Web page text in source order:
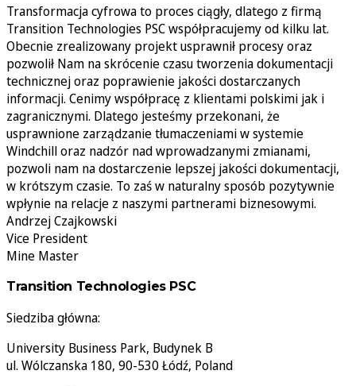
Transformacja cyfrowa to proces ciągły, dlatego z firmą
Transition Technologies PSC współpracujemy od kilku lat.
Obecnie zrealizowany projekt usprawnił procesy oraz
pozwolił Nam na skrócenie czasu tworzenia dokumentacji
technicznej oraz poprawienie jakości dostarczanych
informacji. Cenimy współpracę z klientami polskimi jak i
zagranicznymi. Dlatego jesteśmy przekonani, że
usprawnione zarządzanie tłumaczeniami w systemie
Windchill oraz nadzór nad wprowadzanymi zmianami,
pozwoli nam na dostarczenie lepszej jakości dokumentacji,
w krótszym czasie. To zaś w naturalny sposób pozytywnie
wpłynie na relacje z naszymi partnerami biznesowymi.
Andrzej Czajkowski
Vice President
Mine Master
Transition Technologies PSC
Siedziba główna:
University Business Park, Budynek B
ul. Wólczanska 180, 90-530 Łódź, Poland